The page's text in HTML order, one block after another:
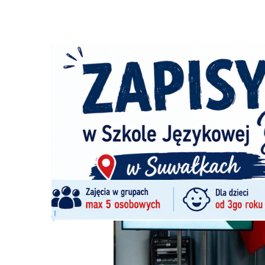
Ścieżka
nawigacyjna
Strona główna
WIADOMOŚCI Z REGIONU 18/07/2025 / 0 Komentarzy
161 mln zł dla województwa